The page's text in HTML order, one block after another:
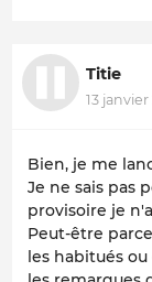
Titie
13 janvier
Bien, je me
Je ne sais pas
provisoire je
Peut-être
les habitués